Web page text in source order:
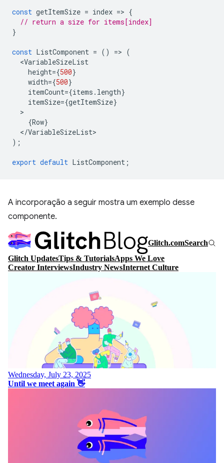
const getItemSize = index => {
// return a size for items[index]
}
const ListComponent = () => (
<VariableSizeList
height={500}
width={500}
itemCount={items . length}
itemSize={getItemSize}
{Row}
</VariableSizeList
);
export default ListComponent ;
A incorporação a seguir mostra um exemplo desse
componente.